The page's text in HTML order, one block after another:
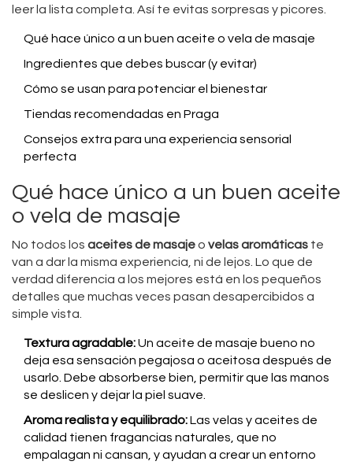
leer la lista completa. Así te evitas sorpresas y picores.
Qué hace único a un buen aceite o vela de masaje
Ingredientes que debes buscar (y evitar)
Cómo se usan para potenciar el bienestar
Tiendas recomendadas en Praga
Consejos extra para una experiencia sensorial
perfecta
Qué hace único a un buen aceite
o vela de masaje
No todos los aceites de masajeo velas aromáticas te
van a dar la misma experiencia, ni de lejos. Lo que de
verdad diferencia a los mejores está en los pequeños
detalles que muchas veces pasan desapercibidos a
simple vista.
Textura agradable:Un aceite de masaje bueno no
deja esa sensación pegajosa o aceitosa después de
usarlo. Debe absorberse bien, permitir que las manos
se deslicen y dejar la piel suave.
Aroma realista y equilibrado:Las velas y aceites de
calidad tienen fragancias naturales, que no
empalagan ni cansan, y ayudan a crear un entorno